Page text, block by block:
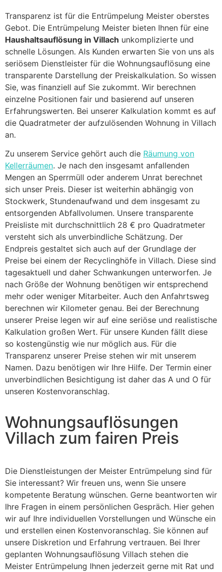
Transparenz ist für die Entrümpelung Meister oberstes
Gebot. Die Entrümpelung Meister bieten Ihnen für eine
Haushaltsauflösung in Villach unkomplizierte und
schnelle Lösungen. Als Kunden erwarten Sie von uns als
seriösem Dienstleister für die Wohnungsauflösung eine
transparente Darstellung der Preiskalkulation. So wissen
Sie, was finanziell auf Sie zukommt. Wir berechnen
einzelne Positionen fair und basierend auf unseren
Erfahrungswerten. Bei unserer Kalkulation kommt es auf
die Quadratmeter der aufzulösenden Wohnung in Villach
an.
Zu unserem Service gehört auch die Räumung von
Kellerräumen. Je nach den insgesamt anfallenden
Mengen an Sperrmüll oder anderem Unrat berechnet
sich unser Preis. Dieser ist weiterhin abhängig von
Stockwerk, Stundenaufwand und dem insgesamt zu
entsorgenden Abfallvolumen. Unsere transparente
Preisliste mit durchschnittlich 28 € pro Quadratmeter
versteht sich als unverbindliche Schätzung. Der
Endpreis gestaltet sich auch auf der Grundlage der
Preise bei einem der Recyclinghöfe in Villach. Diese sind
tagesaktuell und daher Schwankungen unterworfen. Je
nach Größe der Wohnung benötigen wir entsprechend
mehr oder weniger Mitarbeiter. Auch den Anfahrtsweg
berechnen wir Kilometer genau. Bei der Berechnung
unserer Preise legen wir auf eine seriöse und realistische
Kalkulation großen Wert. Für unsere Kunden fällt diese
so kostengünstig wie nur möglich aus. Für die
Transparenz unserer Preise stehen wir mit unserem
Namen. Dazu benötigen wir Ihre Hilfe. Der Termin einer
unverbindlichen Besichtigung ist daher das A und O für
unseren Kostenvoranschlag.
Wohnungsauflösungen
Villach zum fairen Preis
Die Dienstleistungen der Meister Entrümpelung sind für
Sie interessant? Wir freuen uns, wenn Sie unsere
kompetente Beratung wünschen. Gerne beantworten wir
Ihre Fragen in einem persönlichen Gespräch. Hier gehen
wir auf Ihre individuellen Vorstellungen und Wünsche ein
und erstellen einen Kostenvoranschlag. Sie können auf
unsere Diskretion und Erfahrung vertrauen. Bei Ihrer
geplanten Wohnungsauflösung Villach stehen die
Meister Entrümpelung Ihnen jederzeit gerne mit Rat und